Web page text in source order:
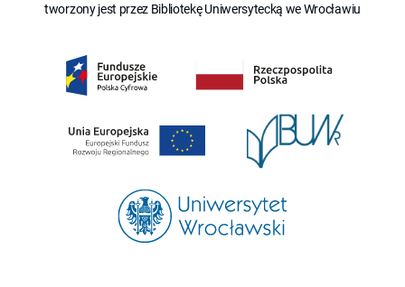
tworzony jest przez Bibliotekę Uniwersytecką we Wrocławiu